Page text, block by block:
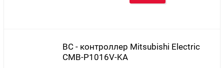
BC - контроллер Mitsubishi Electric
CMB-P1016V-KA